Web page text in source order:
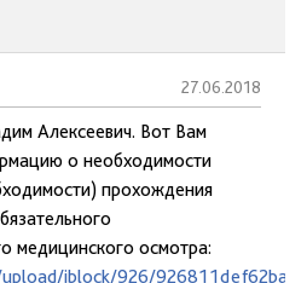
27.06.2018
Алексеевич. Вот Вам
о необходимости
прохождения
медицинского осмотра:
iblock/926/